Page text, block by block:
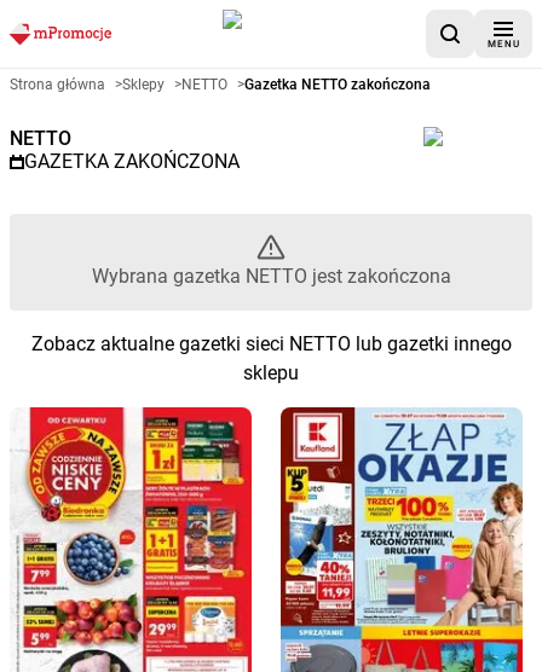
MENU
Gazetka promocyjna NETTO –
Strona główna >Sklepy >NETTO >Gazetka NETTO zakończona
NETTO
GAZETKA ZAKOŃCZONA
Wybrana gazetka NETTO jest zakończona
Zobacz aktualne gazetki sieci NETTO lub gazetki innego
sklepu